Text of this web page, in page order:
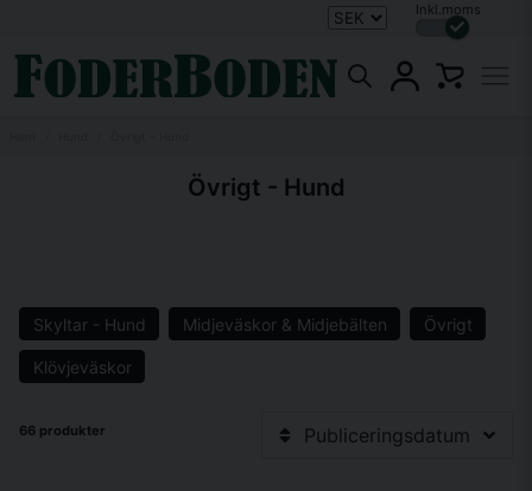
Inkl.moms
Övrigt - Hund
Skyltar - Hund Midjeväskor & Midjebälten Övrigt
Klövjeväskor
66 produkter Publiceringsdatum